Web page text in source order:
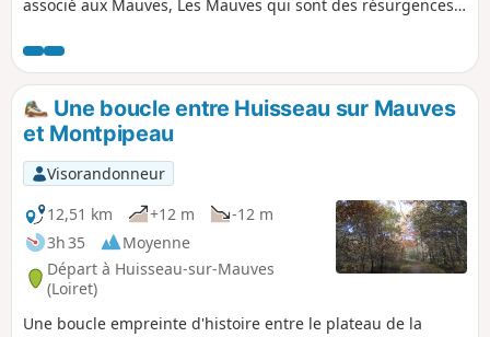
associé aux Mauves, Les Mauves qui sont des résurgences
et la faune caractéristiques de zones humides, ainsi que
par la présence de moulins et châteaux. À pratiquer plutôt
au printemps ou au début de l'été lorsque les touches de
couleur des différentes cultures rompent la monotonie du
plateau.
Une boucle entre Huisseau sur Mauves
et Montpipeau
Visorandonneur
12,51 km
+12 m
-12 m
3h 35
Moyenne
Départ à Huisseau-sur-Mauves
(Loiret)
Une boucle empreinte d'histoire entre le plateau de la